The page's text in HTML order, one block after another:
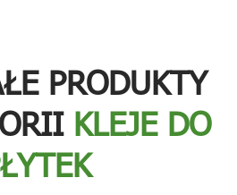
PRODUKTY
KLEJE DO